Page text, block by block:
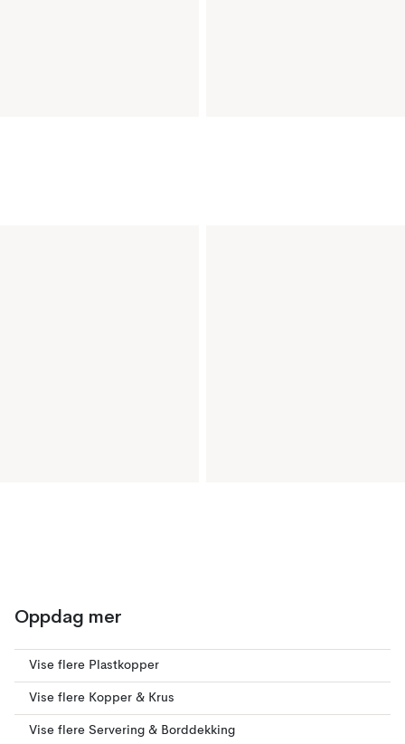
Oppdag mer
Vise flere Plastkopper
Vise flere Kopper & Krus
Vise flere Servering & Borddekking